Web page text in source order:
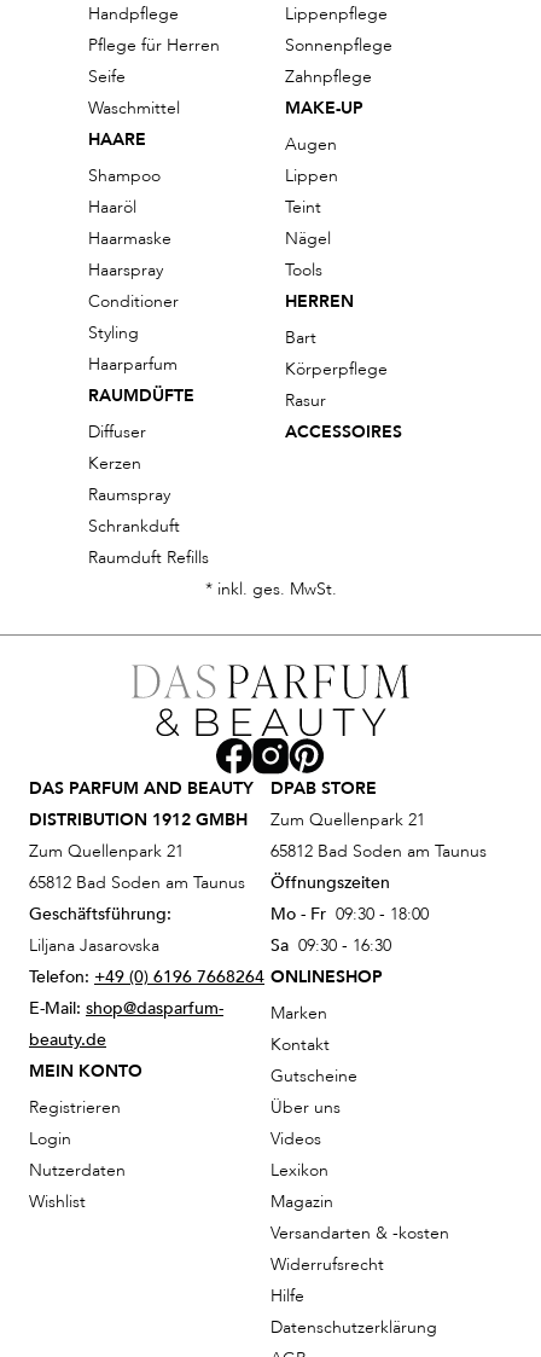
Handpflege
Pflege für Herren
Seife
Waschmittel
HAARE
Shampoo
Haaröl
Haarmaske
Haarspray
Conditioner
Styling
Haarparfum
RAUMDÜFTE
Diffuser
Kerzen
Raumspray
Schrankduft
Raumduft Refills
Lippenpflege
Sonnenpflege
Zahnpflege
MAKE-UP
Augen
Lippen
Teint
Nägel
Tools
HERREN
Bart
Körperpflege
Rasur
ACCESSOIRES
* inkl. ges. MwSt.
DAS PARFUM AND BEAUTY
DISTRIBUTION 1912 GMBH
Zum Quellenpark 21
65812 Bad Soden am Taunus
Geschäftsführung:
Liljana Jasarovska
Telefon: +49 (0) 6196 7668264
E-Mail: shop@dasparfum-
beauty.de
MEIN KONTO
Registrieren
Login
Nutzerdaten
Wishlist
DPAB STORE
Zum Quellenpark 21
65812 Bad Soden am Taunus
Öffnungszeiten
Mo - Fr 09:30 - 18:00
Sa 09:30 - 16:30
ONLINESHOP
Marken
Kontakt
Gutscheine
Über uns
Videos
Lexikon
Magazin
Versandarten & -kosten
Widerrufsrecht
Hilfe
Datenschutzerklärung